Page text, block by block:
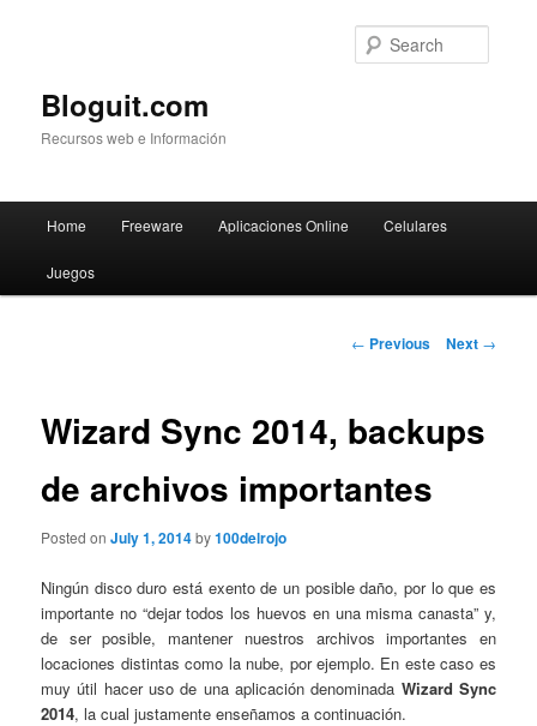
Bloguit.com
Recursos web e Información
Skip
to
Home Freeware Aplicaciones Online Celulares
Juegos
Post
← Previous Next →
Wizard Sync 2014, backups
de archivos importantes
Posted onJuly 1, 2014by100delrojo
Ningún disco duro está exento de un posible daño, por lo que es
importante no “dejar todos los huevos en una misma canasta” y,
de ser posible, mantener nuestros archivos importantes en
locaciones distintas como la nube, por ejemplo. En este caso es
muy útil hacer uso de una aplicación denominada Wizard Sync
2014, la cual justamente enseñamos a continuación.